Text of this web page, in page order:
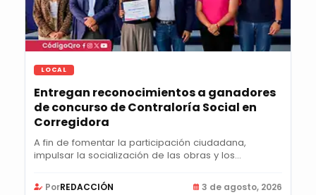
LOCAL
Entregan reconocimientos a ganadores
de concurso de Contraloría Social en
Corregidora
A fin de fomentar la participación ciudadana,
impulsar la socialización de las obras y los...
PorREDACCIÓN 3 de agosto, 2026